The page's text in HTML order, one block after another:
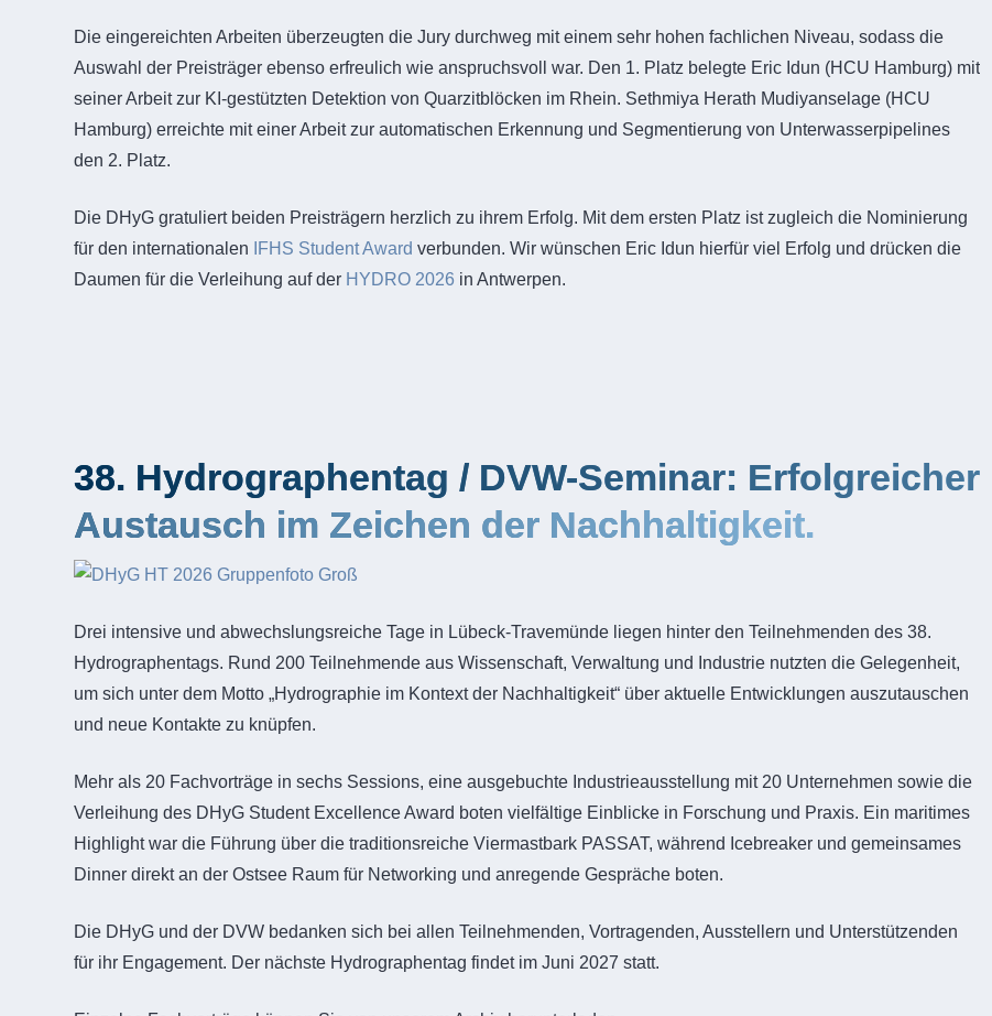
Die eingereichten Arbeiten überzeugten die Jury durchweg mit einem sehr hohen fachlichen Niveau, sodass die
Auswahl der Preisträger ebenso erfreulich wie anspruchsvoll war. Den 1. Platz belegte Eric Idun (HCU Hamburg) mit
seiner Arbeit zur KI-gestützten Detektion von Quarzitblöcken im Rhein. Sethmiya Herath Mudiyanselage (HCU
Hamburg) erreichte mit einer Arbeit zur automatischen Erkennung und Segmentierung von Unterwasserpipelines
den 2. Platz.
Die DHyG gratuliert beiden Preisträgern herzlich zu ihrem Erfolg. Mit dem ersten Platz ist zugleich die Nominierung
für den internationalen
IFHS Student Award verbunden. Wir wünschen Eric Idun hierfür viel Erfolg und drücken die
Daumen für die Verleihung auf der HYDRO 2026 in Antwerpen.
38. Hydrographentag / DVW-Seminar: Erfolgreicher
Austausch im Zeichen der Nachhaltigkeit.
Drei intensive und abwechslungsreiche Tage in Lübeck-Travemünde liegen hinter den Teilnehmenden des 38.
Hydrographentags. Rund 200 Teilnehmende aus Wissenschaft, Verwaltung und Industrie nutzten die Gelegenheit,
um sich unter dem Motto „Hydrographie im Kontext der Nachhaltigkeit“ über aktuelle Entwicklungen auszutauschen
und neue Kontakte zu knüpfen.
Mehr als 20 Fachvorträge in sechs Sessions, eine ausgebuchte Industrieausstellung mit 20 Unternehmen sowie die
Verleihung des DHyG Student Excellence Award boten vielfältige Einblicke in Forschung und Praxis. Ein maritimes
Highlight war die Führung über die traditionsreiche Viermastbark PASSAT, während Icebreaker und gemeinsames
Dinner direkt an der Ostsee Raum für Networking und anregende Gespräche boten.
Die DHyG und der DVW bedanken sich bei allen Teilnehmenden, Vortragenden, Ausstellern und Unterstützenden
für ihr Engagement. Der nächste Hydrographentag findet im Juni 2027 statt.